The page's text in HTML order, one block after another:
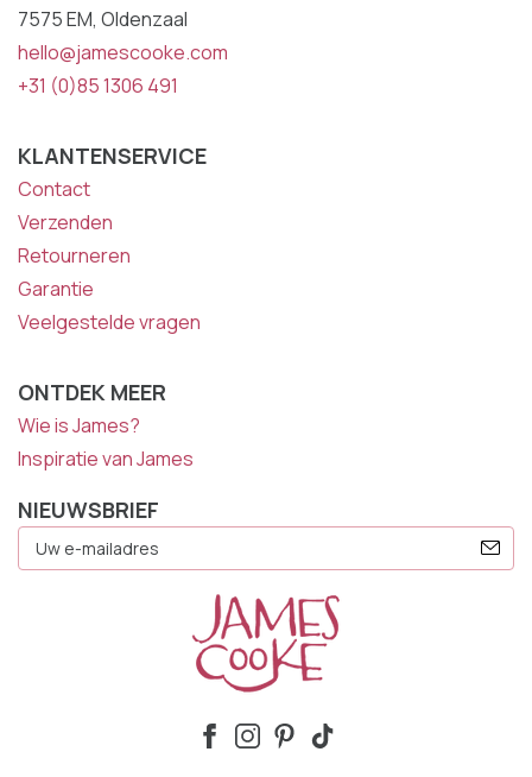
7575 EM, Oldenzaal
hello@jamescooke.com
+31 (0)85 1306 491
KLANTENSERVICE
Contact
Verzenden
Retourneren
Garantie
Veelgestelde vragen
ONTDEK MEER
Wie is James?
Inspiratie van James
NIEUWSBRIEF
Mailadres